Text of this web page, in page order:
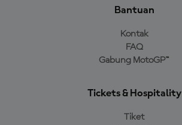
Bantuan
Kontak
FAQ
Gabung MotoGP™
Tickets & Hospitality
Tiket